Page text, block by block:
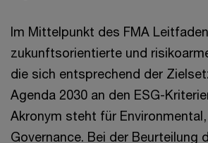
Im Mittelpunkt des FMA
zukunftsorientierte und
die sich entsprechend der
Agenda 2030 an den ESG-
Akronym steht für
Governance. Bei der Beurteilung